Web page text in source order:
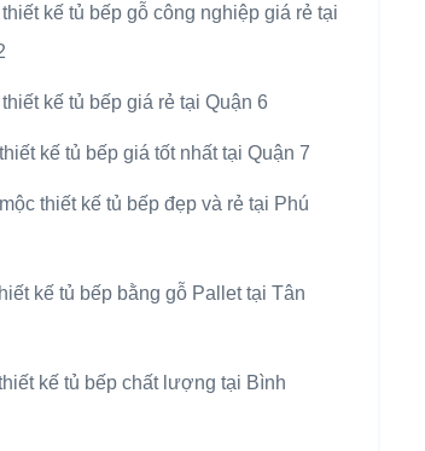
kế tủ bếp gỗ công nghiệp giá rẻ tại
kế tủ bếp giá rẻ tại Quận 6
kế tủ bếp giá tốt nhất tại Quận 7
thiết kế tủ bếp đẹp và rẻ tại Phú
kế tủ bếp bằng gỗ Pallet tại Tân
kế tủ bếp chất lượng tại Bình